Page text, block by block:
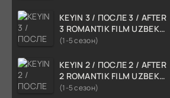
KEYIN 3 / ПОСЛЕ 3 / AFTER
3 ROMANTIK FILM UZBEK
TILIDA 2021 TARJIMA FILM
(1-5 сезон)
KEYIN 2 / ПОСЛЕ 2 / AFTER
2 ROMANTIK FILM UZBEK
TILIDA 2020 TARJIMA FILM
(1-5 сезон)